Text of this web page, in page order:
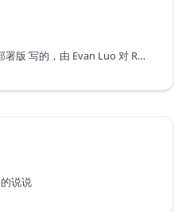
本方式是参考 即刻短文静态部署版 写的，由 Evan Luo 对 Redefine 主题进行适配。
说说